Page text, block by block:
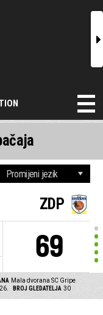
r
ZDP
69
Mala dvorana SC Gripe
BROJ GLEDATELJA 30